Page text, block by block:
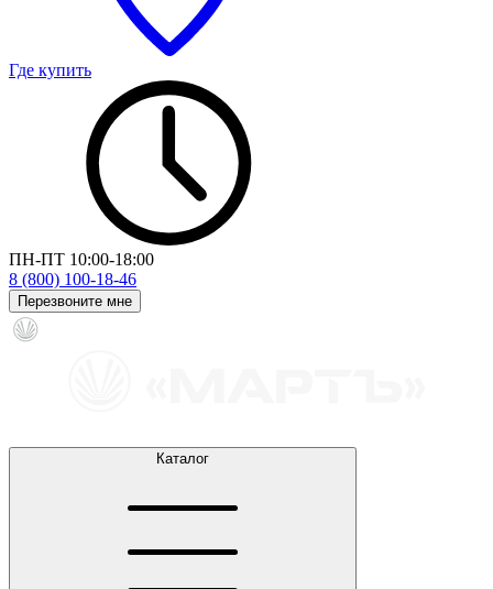
Где купить
ПН-ПТ 10:00-18:00
8 (800) 100-18-46
Перезвоните мне
Каталог